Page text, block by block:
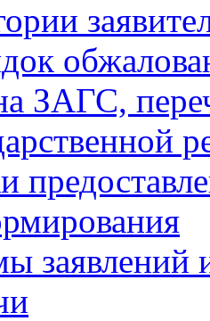
ЗАГС,
заявлений